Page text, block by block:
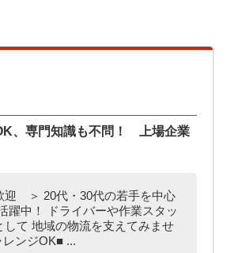
、専門知識も不問！ 上場企業
＞ 20代・30代の若手を中心
躍中！ ドライバーや作業スタッ
て 地域の物流を支えてみませ
ンジOK■ ...